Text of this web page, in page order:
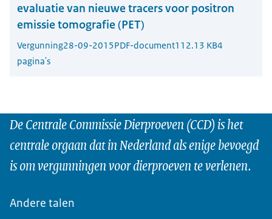
evaluatie van nieuwe tracers voor positron
emissie tomografie (PET)
Vergunning28-09-2015PDF-document112.13 KB4
pagina's
De Centrale Commissie Dierproeven (CCD) is het
centrale orgaan dat in Nederland als enige bevoegd
is om vergunningen voor dierproeven te verlenen.
Andere talen